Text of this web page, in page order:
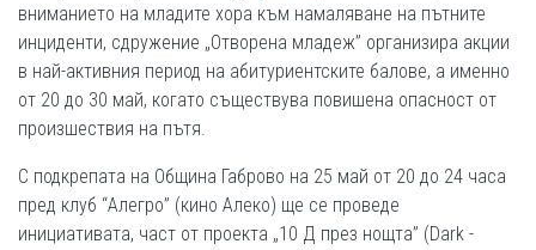
вниманието на младите хора към намаляване на пътните
инциденти, сдружение „Отворена младеж” организира акции
в най-активния период на абитуриентските балове, а именно
от 20 до 30 май, когато съществува повишена опасност от
произшествия на пътя.
С подкрепата на Община Габрово на 25 май от 20 до 24 часа
пред клуб “Алегро” (кино Алеко) ще се проведе
инициативата, част от проекта „10 Д през нощта” (Dark -